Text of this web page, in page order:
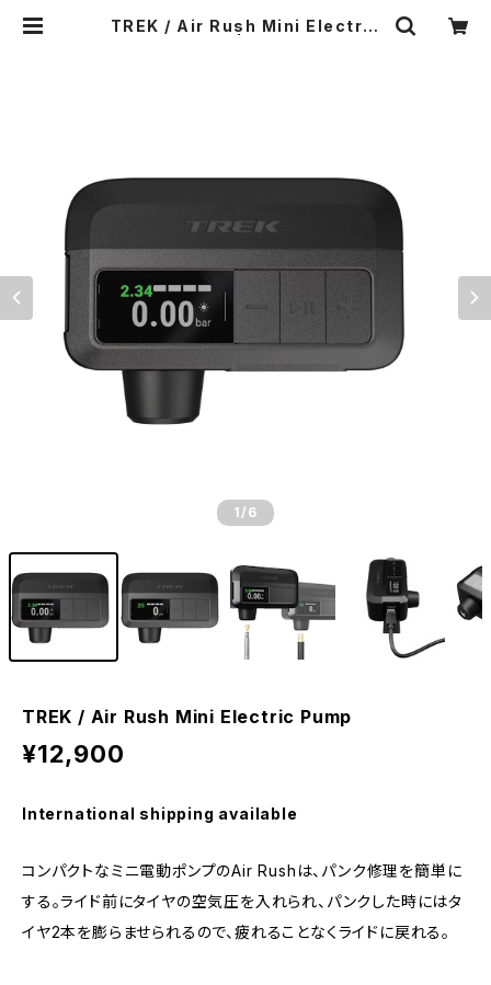
TREK / Air Rush Mini Electric
1 /6
TREK / Air Rush Mini Electric Pump
¥12,900
International shipping available
コンパクトなミニ電動ポンプのAir Rushは、パンク修理を簡単に
する。ライド前にタイヤの空気圧を入れられ、パンクした時にはタ
イヤ2本を膨らませられるので、疲れることなくライドに戻れる。